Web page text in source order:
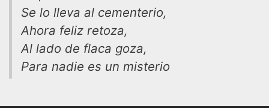
Se lo lleva al cementerio,
Ahora feliz retoza,
Al lado de flaca goza,
Para nadie es un misterio